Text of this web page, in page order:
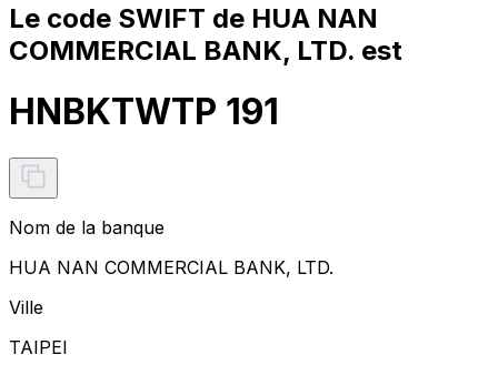
Le code SWIFT de HUA NAN
COMMERCIAL BANK, LTD. est
HNBKTWTP 191
Nom de la banque
HUA NAN COMMERCIAL BANK, LTD.
Ville
TAIPEI